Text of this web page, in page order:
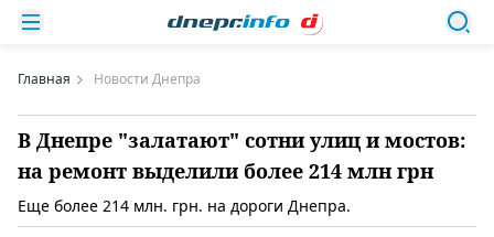
Главная Новости Днепра
В Днепре "залатают" сотни улиц и мостов:
на ремонт выделили более 214 млн грн
Еще более 214 млн. грн. на дороги Днепра.